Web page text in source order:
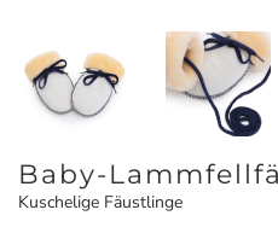
Baby-
Kuschelige Fäustlinge